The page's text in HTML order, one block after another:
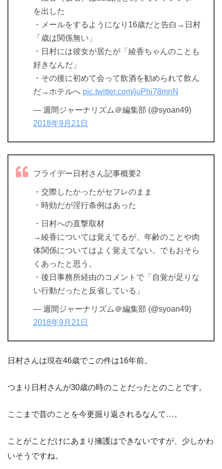
を出した
・メールをするようになり16歳だと告白→日村
「歳は関係無い」
・日村には彼女が居たが「綾香ちゃんのことも
好きなんだ」
・その後に初めて会って飲酒を勧められて飲ん
だ→ホテルへ pic.twitter.com/juPhi78mnN
— 週間ジャーナリズム＠編集部 (@syoan49)
2018年9月21日
フライデー日村さん記事概要2
・交際したかったがセフレのまま
・時効だが淫行条例はあった
・日村への直撃取材
→綾香については覚えてるが、年齢のことや肉
体関係についてはよく覚えてない。でもおそら
くあったと思う。
・後日事務所経由のコメントで「自覚が足りな
い行動だったと反省している」
— 週間ジャーナリズム＠編集部 (@syoan49)
2018年9月21日
日村さんは現在46歳でこの件は16年前。
つまり日村さんが30歳の時のことだったとのことです。
ここまで昔のことを今更掘り返されるなんて…。
ことがことだけにあまり擁護はできないですが、少しかわ
いそうですね。